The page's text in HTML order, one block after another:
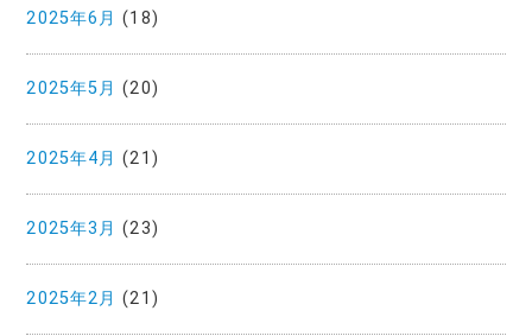
2025年6月 (18)
2025年5月 (20)
2025年4月 (21)
2025年3月 (23)
2025年2月 (21)